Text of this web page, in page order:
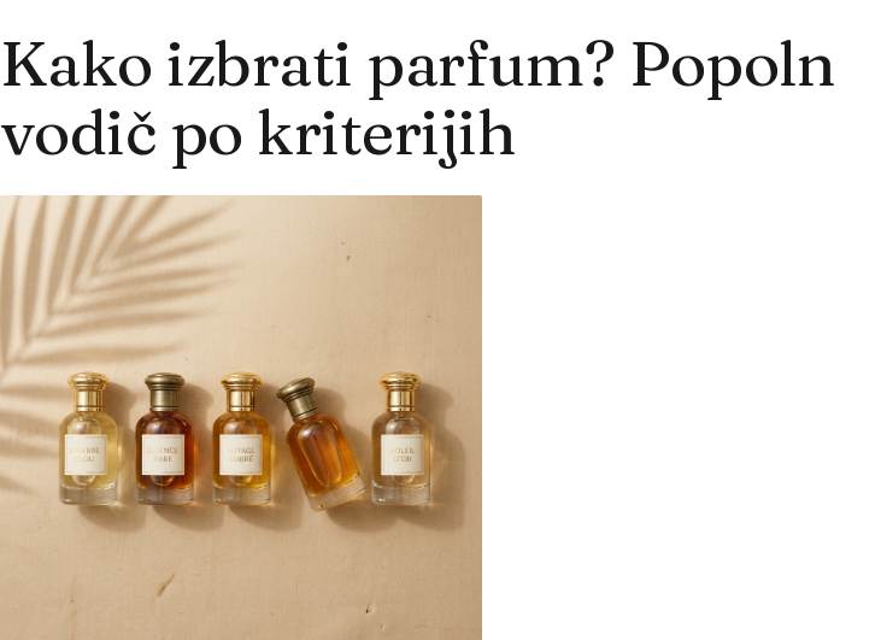
Kako izbrati parfum? Popoln
vodič po kriterijih